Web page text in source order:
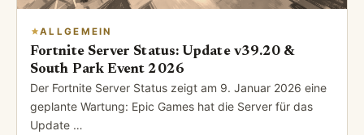
ALLGEMEIN
Fortnite Server Status: Update v39.20 &
South Park Event 2026
Der Fortnite Server Status zeigt am 9. Januar 2026 eine
geplante Wartung: Epic Games hat die Server für das
Update …